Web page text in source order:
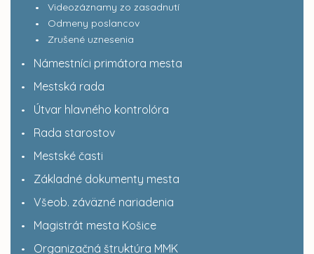
Videozáznamy zo zasadnutí
Odmeny poslancov
Zrušené uznesenia
Námestníci primátora mesta
Mestská rada
Útvar hlavného kontrolóra
Rada starostov
Mestské časti
Základné dokumenty mesta
Všeob. záväzné nariadenia
Magistrát mesta Košice
Organizačná štruktúra MMK